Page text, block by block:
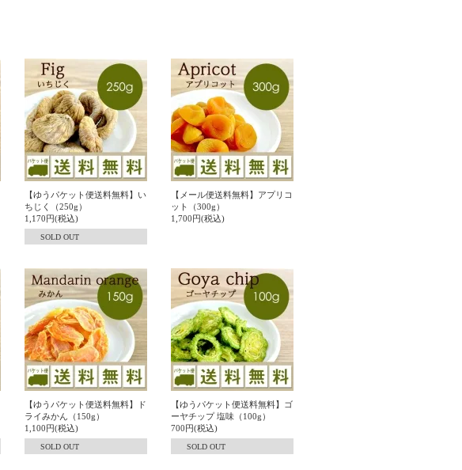
【ゆうパケット便送料無料】い
ちじく（250g）
1,170円(税込)
SOLD OUT
【メール便送料無料】アプリコ
ット（300g）
1,700円(税込)
【ゆうパケット便送料無料】ド
ライみかん（150g）
1,100円(税込)
SOLD OUT
【ゆうパケット便送料無料】ゴ
ーヤチップ 塩味（100g）
700円(税込)
SOLD OUT